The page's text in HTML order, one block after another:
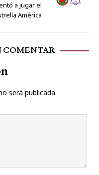
a jugar el
América
COMENTAR
será publicada.